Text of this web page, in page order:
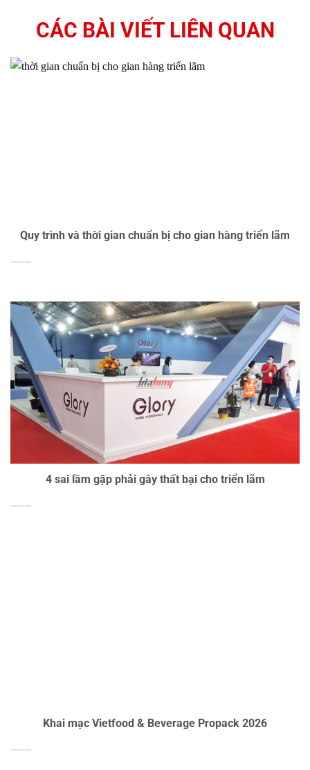
CÁC BÀI VIẾT LIÊN QUAN
Quy trình và thời gian chuẩn bị cho gian hàng triển lãm
4 sai lầm gặp phải gây thất bại cho triển lãm
Khai mạc Vietfood & Beverage Propack 2026